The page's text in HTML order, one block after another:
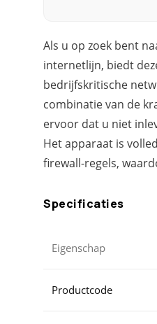
Als u op zoek bent
internetlijn, biedt
bedrijfskritische
combinatie van de
ervoor dat u niet
Het apparaat is
firewall-regels,
Specificaties
Eigenschap
Productcode